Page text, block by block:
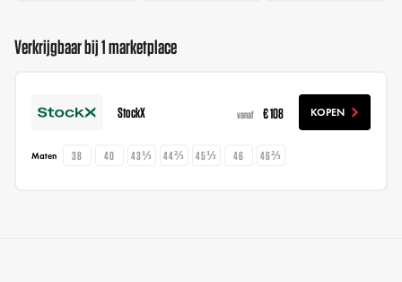
Verkrijgbaar bij 1 marketplace
StockX vanaf € 108 KOPEN
Maten 38 40 43⅓ 44⅔ 45⅓ 46 46⅔